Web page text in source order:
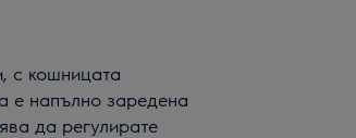
с кошницата
е напълно заредена
да регулирате